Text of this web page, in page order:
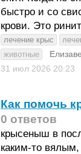
быстро и со
крови. Это
лечение крыс
животные
31 июл 2026 20:23
Как помочь
0 ответов
крысеныш в
каким-то